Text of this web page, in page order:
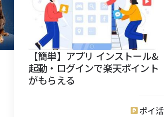
【簡単】アプリ インストール&
起動・ログインで楽天ポイント
がもらえる
ポイ活